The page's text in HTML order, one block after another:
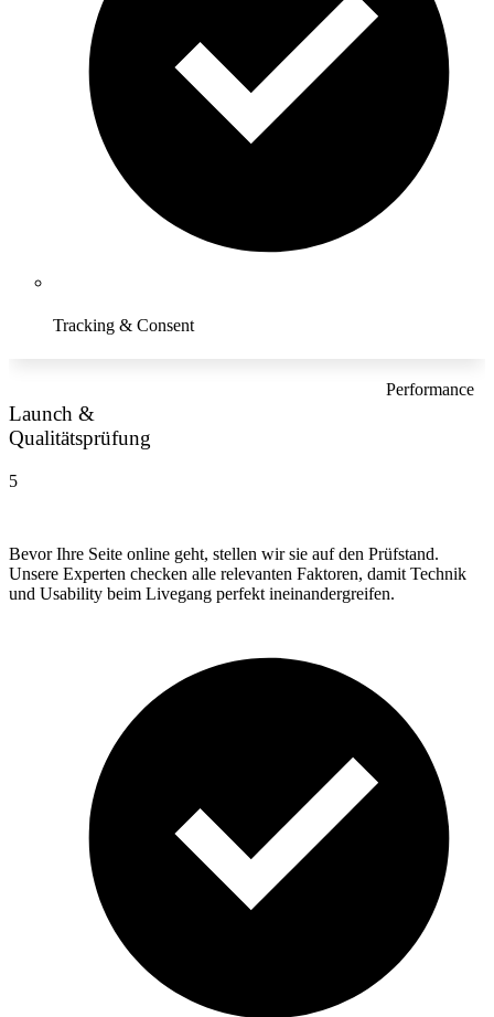
Tracking & Consent
Performance
Launch &
Qualitätsprüfung
5
Bevor Ihre Seite online geht, stellen wir sie auf den Prüfstand.
Unsere Experten checken alle relevanten Faktoren, damit Technik
und Usability beim Livegang perfekt ineinandergreifen.